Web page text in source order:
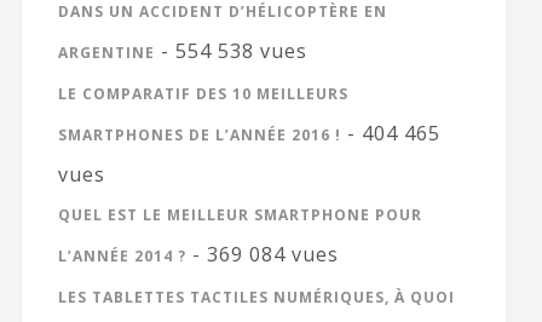
DANS UN ACCIDENT D’HÉLICOPTÈRE EN
ARGENTINE - 554 538 vues
LE COMPARATIF DES 10 MEILLEURS
SMARTPHONES DE L’ANNÉE 2016 ! - 404 465
vues
QUEL EST LE MEILLEUR SMARTPHONE POUR
L’ANNÉE 2014 ? - 369 084 vues
LES TABLETTES TACTILES NUMÉRIQUES, À QUOI